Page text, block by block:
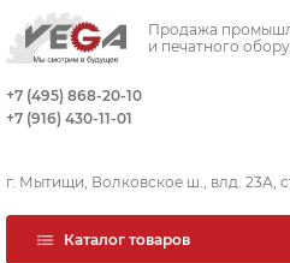
Продажа
и печатного
+7 (495) 868-20-10
+7 (916) 430-11-01
г. Мытищи, Волковское ш., влд. 23А,
Каталог товаров